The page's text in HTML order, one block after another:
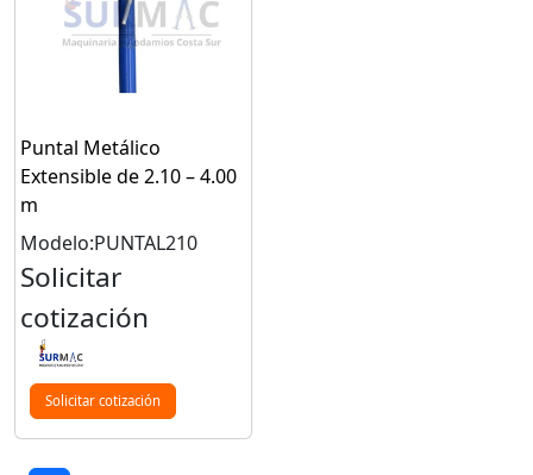
Puntal Metálico
Extensible de 2.10 – 4.00
m
Modelo:PUNTAL210
Solicitar
cotización
Solicitar cotización